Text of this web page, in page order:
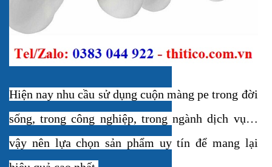
Hiện nay nhu cầu sử dụng cuộn màng pe trong đời
sống, trong công nghiệp, trong ngành dịch vụ…
vậy nên lựa chọn sản phẩm uy tín để mang lại